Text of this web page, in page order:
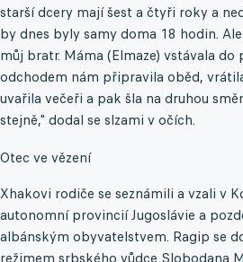
starší dcery mají šest a čtyři roky a
by dnes byly samy doma 18 hodin.
můj bratr. Máma (Elmaze) vstávala
odchodem nám připravila oběd,
uvařila večeři a pak šla na druhou
stejně," dodal se slzami v očích.
Otec ve vězení
Xhakovi rodiče se seznámili a vzali v
autonomní provincií Jugoslávie a
albánským obyvatelstvem. Ragip se
režimem srbského vůdce Slobodana